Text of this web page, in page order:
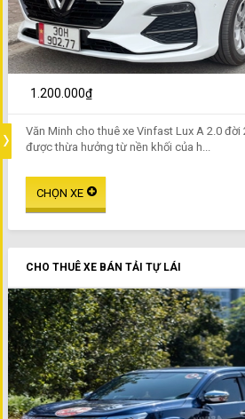
1.200.000₫
Văn Minh cho thuê xe Vinfast Lux A 2.0 đời
được thừa hưởng từ nền khối của h...
CHO THUÊ XE BÁN TẢI TỰ LÁI